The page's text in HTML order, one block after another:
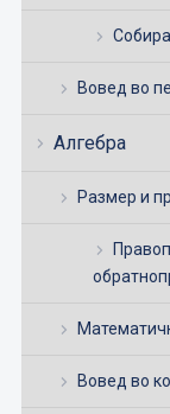
Вовед во
Алгебра
Размер и
Вовед во